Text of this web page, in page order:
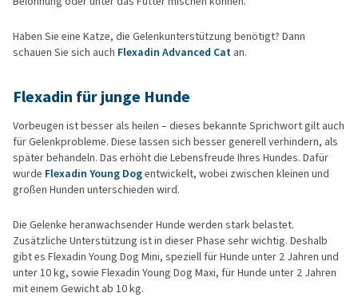
Haben Sie eine Katze, die Gelenkunterstützung benötigt? Dann
schauen Sie sich auch Flexadin Advanced Cat an.
Flexadin für junge Hunde
Vorbeugen ist besser als heilen – dieses bekannte Sprichwort gilt auch
für Gelenkprobleme. Diese lassen sich besser generell verhindern, als
später behandeln. Das erhöht die Lebensfreude Ihres Hundes. Dafür
wurde Flexadin Young Dogentwickelt, wobei zwischen kleinen und
großen Hunden unterschieden wird.
Die Gelenke heranwachsender Hunde werden stark belastet.
Zusätzliche Unterstützung ist in dieser Phase sehr wichtig. Deshalb
gibt es Flexadin Young Dog Mini, speziell für Hunde unter 2 Jahren und
unter 10 kg, sowie Flexadin Young Dog Maxi, für Hunde unter 2 Jahren
mit einem Gewicht ab 10 kg.